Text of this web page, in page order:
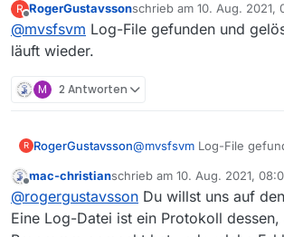
Warum sollte es keine MP4-
MP4-Datei auf der Platte landen,
benutzt wird, kann es sich nur um
Mediathekview zurücksetzen (im
bei geschlossenem
.mediathek3 umbenennen.
Log-File habe ich gefunden
sowas nicht.
Andere aber schon. Logs lädt man
nicht als schlecht lesbaren
reicht es nicht, Mediathekview
R
Offline
RogerGustavssonschrieb am 10. Aug. 2021,
zuletzt editiert von
@mvsfsvm Log-File gefunden und
läuft wieder.
M 2 Antworten
R RogerGustavsson@mvsfsvm Log-File
mac-christianschrieb am 10. Aug. 2021,
zuletzt editiert von mac-
@rogergustavsson Du willst uns auf
Eine Log-Datei ist ein Protokoll dessen,